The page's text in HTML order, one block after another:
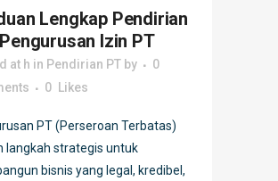
Lengkap Pendirian
Izin PT
at h in Pendirian PT by
0
0 Likes
PT (Perseroan Terbatas)
langkah strategis untuk
bisnis yang legal, kredibel,